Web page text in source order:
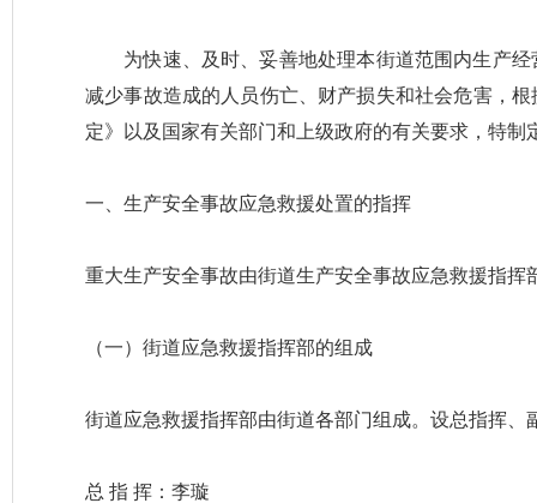
为快速、及时、妥善地处理本街道范围内生产经
减少事故造成的人员伤亡、财产损失和社会危害，
定》以及国家有关部门和上级政府的有关要求，特制
一、生产安全事故应急救援处置的指挥
重大生产安全事故由街道生产安全事故应急救援指挥
（一）街道应急救援指挥部的组成
街道应急救援指挥部由街道各部门组成。设总指挥、
总 指 挥：李璇